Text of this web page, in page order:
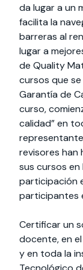
da lugar a un
facilita la
barreras al
lugar a
de Quality
cursos que
Garantía de
curso,
calidad” en
revisores han
sus cursos
participación
participantes
Certificar un
docente, en
y en toda la